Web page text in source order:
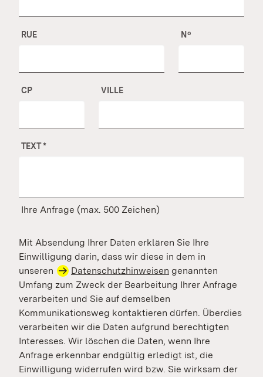
RUE Nº
CP VILLE
TEXT*
Ihre Anfrage (max. 500 Zeichen)
Mit Absendung Ihrer Daten erklären Sie Ihre
Einwilligung darin, dass wir diese in dem in
unseren
Datenschutzhinweisen genannten
Umfang zum Zweck der Bearbeitung Ihrer Anfrage
verarbeiten und Sie auf demselben
Kommunikationsweg kontaktieren dürfen. Überdies
verarbeiten wir die Daten aufgrund berechtigten
Interesses. Wir löschen die Daten, wenn Ihre
Anfrage erkennbar endgültig erledigt ist, die
Einwilligung widerrufen wird bzw. Sie wirksam der